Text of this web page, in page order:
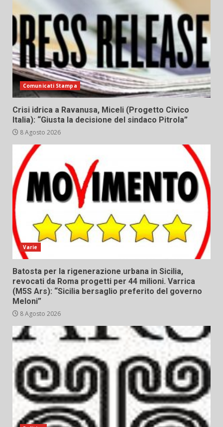
Comunicati Stampa
Crisi idrica a Ravanusa, Miceli (Progetto Civico
Italia): “Giusta la decisione del sindaco Pitrola”
8 Agosto 2026
Varie
Batosta per la rigenerazione urbana in Sicilia,
revocati da Roma progetti per 44 milioni. Varrica
(M5S Ars): “Sicilia bersaglio preferito del governo
Meloni”
8 Agosto 2026